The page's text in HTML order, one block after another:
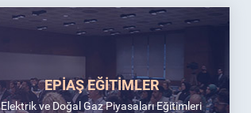
EPİAŞ EĞİTİMLER
Elektrik ve Doğal Gaz Piyasaları Eğitimleri